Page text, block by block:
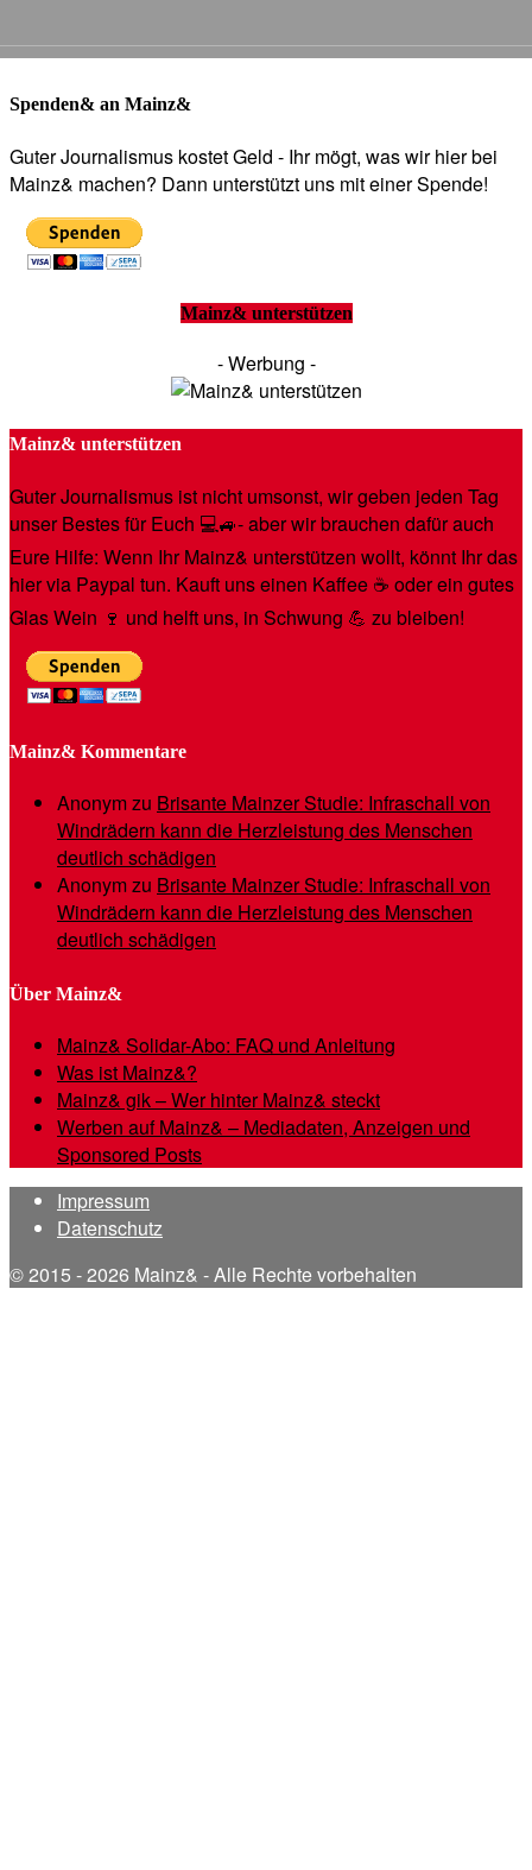
Spenden& an Mainz&
Guter Journalismus kostet Geld - Ihr mögt, was wir hier bei
Mainz& machen? Dann unterstützt uns mit einer Spende!
Mainz& unterstützen
- Werbung -
Mainz& unterstützen
Guter Journalismus ist nicht umsonst, wir geben jeden Tag
unser Bestes für Euch 💻🚙- aber wir brauchen dafür auch
Eure Hilfe: Wenn Ihr Mainz& unterstützen wollt, könnt Ihr das
hier via Paypal tun. Kauft uns einen Kaffee ☕️ oder ein gutes
Glas Wein 🍷 und helft uns, in Schwung 💪 zu bleiben!
Mainz& Kommentare
Anonymzu Brisante Mainzer Studie: Infraschall von
Windrädern kann die Herzleistung des Menschen
deutlich schädigen
Anonymzu Brisante Mainzer Studie: Infraschall von
Windrädern kann die Herzleistung des Menschen
deutlich schädigen
Über Mainz&
Mainz& Solidar-Abo: FAQ und Anleitung
Was ist Mainz&?
Mainz& gik – Wer hinter Mainz& steckt
Werben auf Mainz& – Mediadaten, Anzeigen und
Sponsored Posts
Impressum
Datenschutz
© 2015 - 2026 Mainz& - Alle Rechte vorbehalten